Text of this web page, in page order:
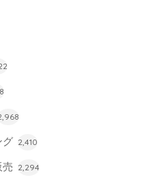
グ 2,410
2,294